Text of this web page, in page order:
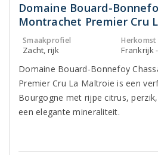
Domaine Bouard-
Montrachet Premier Cru
Smaakprofiel
Zacht, rijk
Herkomst
Frankrijk
Domaine Bouard-Bonnefoy
Premier Cru La Maltroie is een
Bourgogne met rijpe citrus,
een elegante mineraliteit.